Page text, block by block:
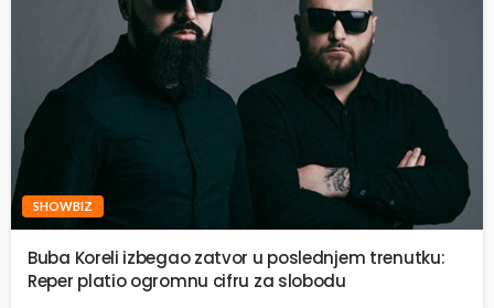
SHOWBIZ
Buba Koreli izbegao zatvor u poslednjem trenutku:
Reper platio ogromnu cifru za slobodu